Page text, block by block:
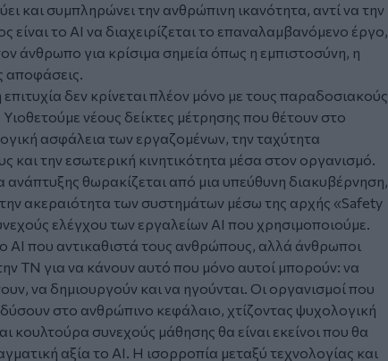
και συμπληρώνει την ανθρώπινη ικανότητα, αντί να την
είναι το AI να διαχειρίζεται το επαναλαμβανόμενο έργο,
άνθρωπο για κρίσιμα σημεία όπως η εμπιστοσύνη, η
αποφάσεις.
δεν κρίνεται πλέον μόνο με τους παραδοσιακούς
νέους δείκτες μέτρησης που θέτουν στο
ασφάλεια των εργαζομένων, την ταχύτητα
και την εσωτερική κινητικότητα μέσα στον οργανισμό.
ανάπτυξης θωρακίζεται από μια υπεύθυνη διακυβέρνηση,
την ακεραιότητα των συστημάτων μέσω της αρχής «Safety
ελέγχου των εργαλείων AI που χρησιμοποιούμε.
ΑΙ που αντικαθιστά τους ανθρώπους, αλλά άνθρωποι
ΤΝ για να κάνουν αυτό που μόνο αυτοί μπορούν: να
να δημιουργούν και να ηγούνται. Οι οργανισμοί που
στο ανθρώπινο κεφάλαιο, χτίζοντας ψυχολογική
κουλτούρα συνεχούς μάθησης θα είναι εκείνοι που θα
αξία το ΑΙ. Η ισορροπία μεταξύ τεχνολογίας και